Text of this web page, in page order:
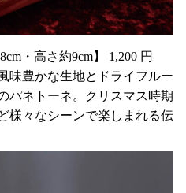
・高さ約9cm】 1,200 円
味豊かな生地とドライフルー
パネトーネ。クリスマス時期
様々なシーンで楽しまれる伝